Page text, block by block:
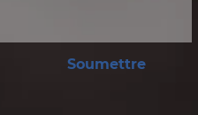
Soumettre